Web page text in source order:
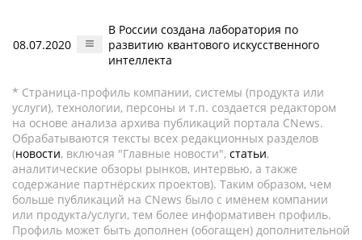
08.07.2020
В России создана лаборатория по
развитию квантового искусственного
интеллекта
* Страница-профиль компании, системы (продукта или
услуги), технологии, персоны и т.п. создается редактором
на основе анализа архива публикаций портала CNews.
Обрабатываются тексты всех редакционных разделов
(новости, включая "Главные новости", статьи,
аналитические обзоры рынков, интервью, а также
содержание партнёрских проектов). Таким образом, чем
больше публикаций на CNews было с именем компании
или продукта/услуги, тем более информативен профиль.
Профиль может быть дополнен (обогащен) дополнительной